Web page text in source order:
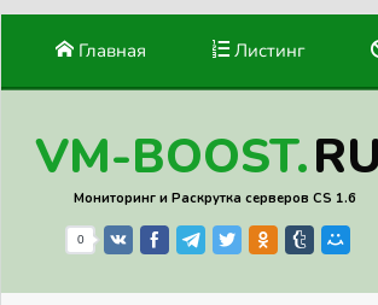
Главная Листинг
VM-BOOST.RU
Мониторинг и Раскрутка серверов CS 1.6
0